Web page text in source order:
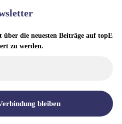
die neuesten Beiträge auf topE
zu werden.